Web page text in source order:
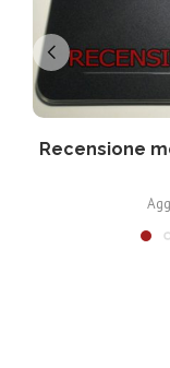
Recensione